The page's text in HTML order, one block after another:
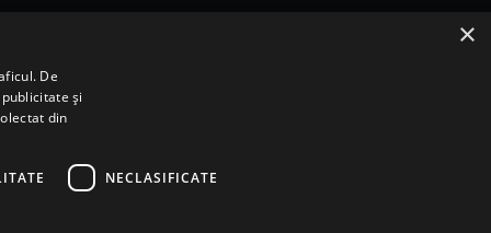
×
De
și
din
NECLASIFICATE